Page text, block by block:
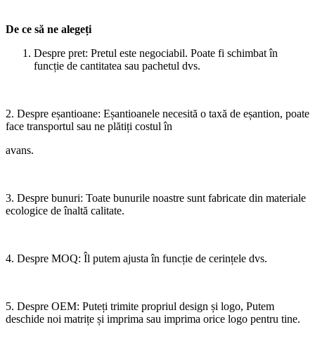
De ce să ne alegeți
Despre pret: Pretul este negociabil. Poate fi schimbat în
funcție de cantitatea sau pachetul dvs.
2. Despre eșantioane: Eșantioanele necesită o taxă de eșantion, poate
face transportul sau ne plătiți costul în
avans.
3. Despre bunuri: Toate bunurile noastre sunt fabricate din materiale
ecologice de înaltă calitate.
4. Despre MOQ: Îl putem ajusta în funcție de cerințele dvs.
5. Despre OEM: Puteți trimite propriul design și logo, Putem
deschide noi matrițe și imprima sau imprima orice logo pentru tine.